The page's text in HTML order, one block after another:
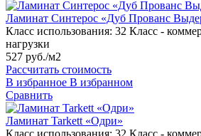
Ламинат Синтерос «Дуб Прованс
Класс использования: 32 Класс -
нагрузки
527 руб./м2
Рассчитать стоимость
В избранное В избранном
Сравнить
Ламинат Tarkett «Одри»
Класс использования: 32 Класс -